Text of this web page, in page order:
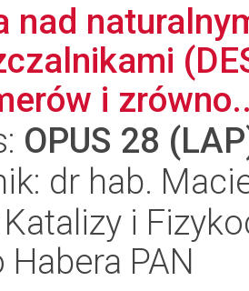
nad
i
OPUS 28
dr hab.
i
PAN